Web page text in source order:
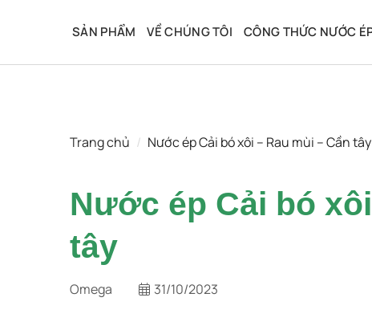
dung
SẢN PHẨM VỀ CHÚNG TÔI CÔNG THỨC NƯỚC
Trang chủ / Nước ép Cải bó xôi – Rau mùi – Cần tây
Nước ép Cải bó
tây
Omega 31/10/2023